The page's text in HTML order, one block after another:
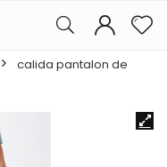
calida pantalon de